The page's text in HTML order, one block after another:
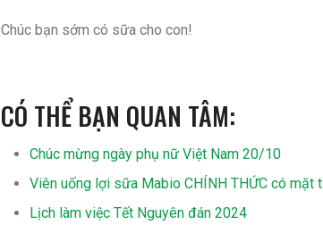
Chúc bạn sớm có sữa cho con!
CÓ THỂ BẠN QUAN TÂM:
Chúc mừng ngày phụ nữ Việt Nam 20/10
Viên uống lợi sữa Mabio CHÍNH THỨC có mặt
Lịch làm việc Tết Nguyên đán 2024